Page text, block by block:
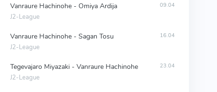
Vanraure Hachinohe - Omiya Ardija
J2-League
09.04
Vanraure Hachinohe - Sagan Tosu
J2-League
16.04
Tegevajaro Miyazaki - Vanraure Hachinohe
J2-League
23.04